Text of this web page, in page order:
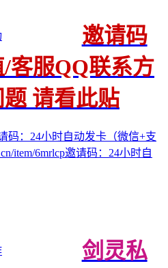
邀请码
客服QQ联系方
请看此贴
码：24小时自动发卡（微信+支
item/6mrlcp邀请码：24小时自
剑灵私